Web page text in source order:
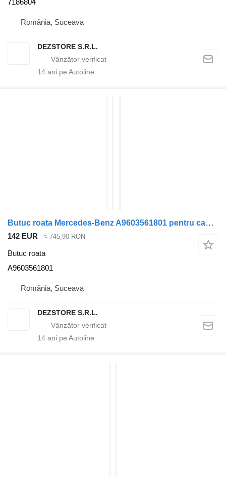
România, Suceava
DEZSTORE S.R.L.
14 ani pe Autoline
Butuc roata Mercedes-Benz A9603561801 pentru cap tractor Mercedes-Benz ACTROS MP4
142 EUR ≈ 745,90 RON
Butuc roata
A9603561801
România, Suceava
DEZSTORE S.R.L.
14 ani pe Autoline